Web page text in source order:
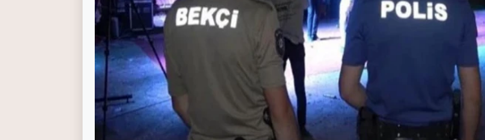
(current)
(current)
(current)
(current)
Özgür